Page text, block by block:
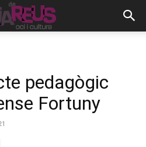
pedagògic
Fortuny